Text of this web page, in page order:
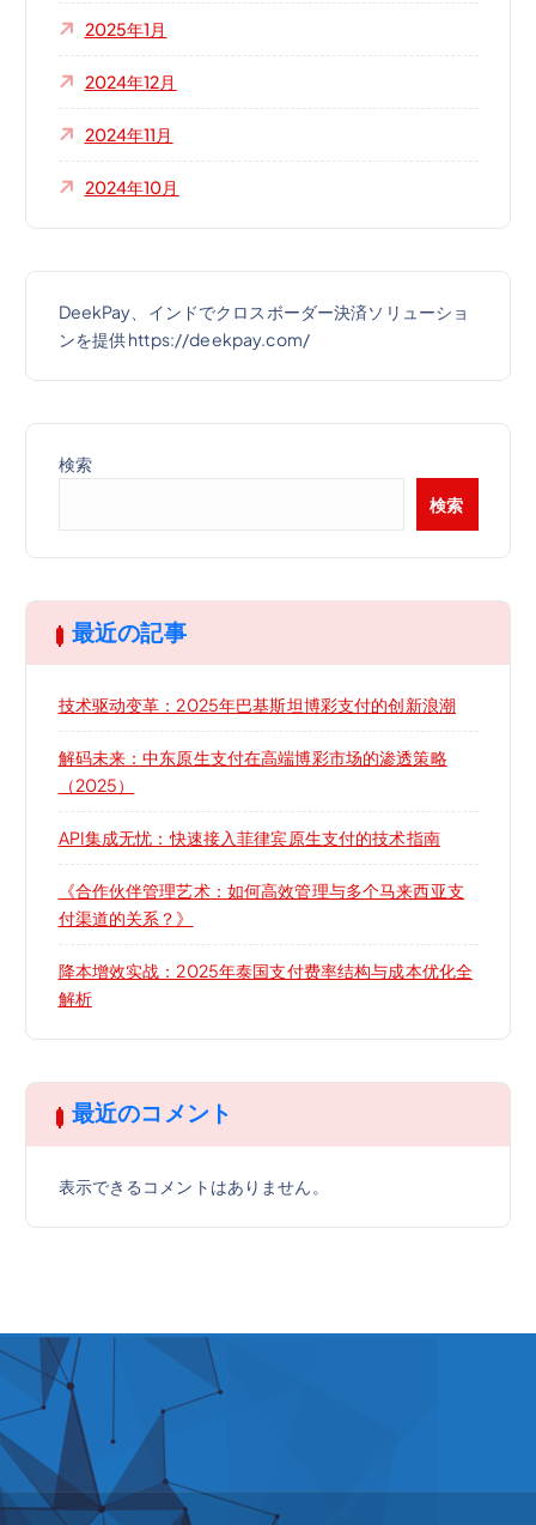
2025年1月
2024年12月
2024年11月
2024年10月
DeekPay、インドでクロスボーダー決済ソリューショ
ンを提供 https://deekpay.com/
検索
検索
最近の記事
技术驱动变革：2025年巴基斯坦博彩支付的创新浪潮
解码未来：中东原生支付在高端博彩市场的渗透策略
（2025）
API集成无忧：快速接入菲律宾原生支付的技术指南
《合作伙伴管理艺术：如何高效管理与多个马来西亚支
付渠道的关系？》
降本增效实战：2025年泰国支付费率结构与成本优化全
解析
最近のコメント
表示できるコメントはありません。